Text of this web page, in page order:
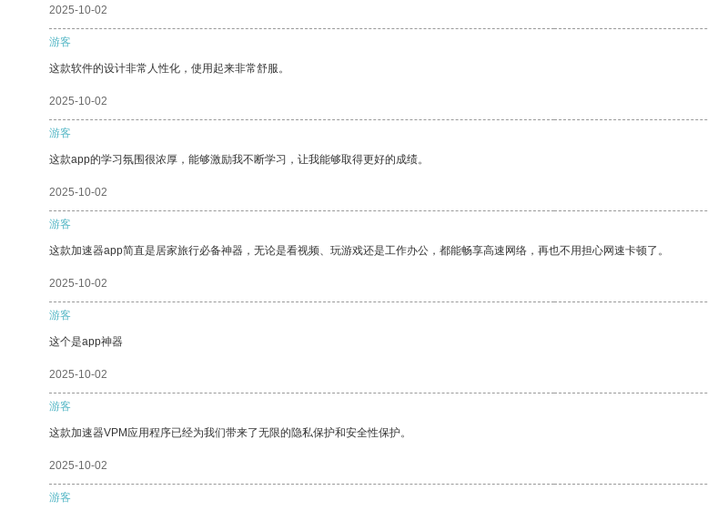
2025-10-02
游客
这款软件的设计非常人性化，使用起来非常舒服。
2025-10-02
游客
这款app的学习氛围很浓厚，能够激励我不断学习，让我能够取得更好的成绩。
2025-10-02
游客
这款加速器app简直是居家旅行必备神器，无论是看视频、玩游戏还是工作办公，都能畅享高速网络，再也不用担心网速卡顿了。
2025-10-02
游客
这个是app神器
2025-10-02
游客
这款加速器VPM应用程序已经为我们带来了无限的隐私保护和安全性保护。
2025-10-02
游客